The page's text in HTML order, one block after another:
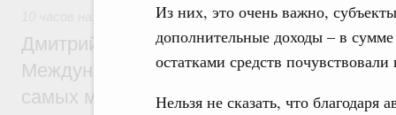
Из них, это очень важно,
дополнительные доходы – в
остатками средств
Нельзя не сказать, что благодаря
Молодёжная политика
Дмитрий Чернышенко: В волонтёрский
Международного фестиваля молодёжи
самых мотивированных и активных